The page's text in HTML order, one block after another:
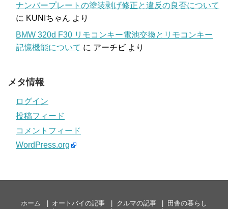
ナンバープレートの塗装剥げ修正と違反の良否について
に KUNIちゃん より
BMW 320d F30 リモコンキー電池交換とリモコンキー
記憶機能について に アーチビ より
メタ情報
ログイン
投稿フィード
コメントフィード
WordPress.org
ホーム オートバイの記事 クルマの記事
田舎の暮らし